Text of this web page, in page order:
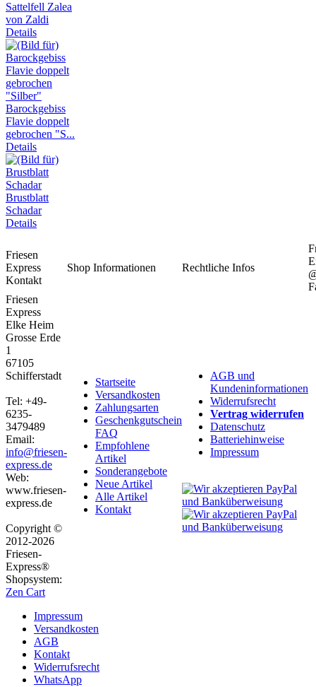
Sattelfell Zalea
von Zaldi
Details
Barockgebiss
Flavie doppelt
gebrochen "S...
Details
Brustblatt
Schadar
Details
Friesen
Express
Kontakt
Shop Informationen Rechtliche Infos
Friesen
Express
Elke Heim
Grosse Erde
1
67105
Schifferstadt
Tel: +49-
6235-
3479489
Email:
info@friesen-
express.de
Web:
www.friesen-
express.de
Copyright ©
2012-2026
Friesen-
Express®
Shopsystem:
Zen Cart
Startseite
Versandkosten
Zahlungsarten
Geschenkgutschein
FAQ
Empfohlene
Artikel
Sonderangebote
Neue Artikel
Alle Artikel
Kontakt
AGB und
Kundeninformationen
Widerrufsrecht
Vertrag widerrufen
Datenschutz
Batteriehinweise
Impressum
Impressum
Versandkosten
AGB
Kontakt
Widerrufsrecht
WhatsApp